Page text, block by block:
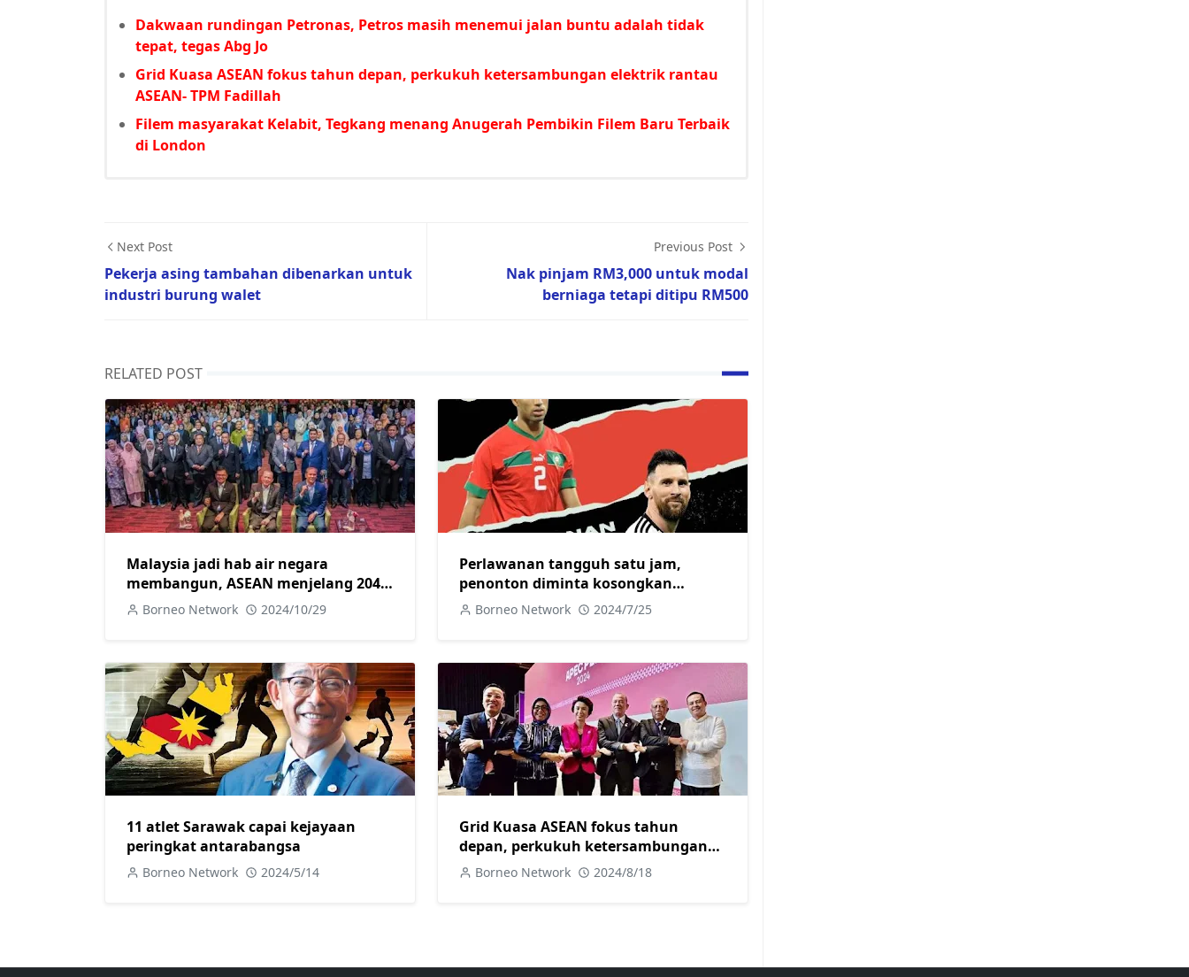
Dakwaan rundingan Petronas, Petros masih menemui jalan buntu adalah tidak
tepat, tegas Abg Jo
Grid Kuasa ASEAN fokus tahun depan, perkukuh ketersambungan elektrik rantau
ASEAN- TPM Fadillah
Filem masyarakat Kelabit, Tegkang menang Anugerah Pembikin Filem Baru Terbaik
di London
Next Post
Pekerja asing tambahan dibenarkan untuk
industri burung walet
Previous Post
Nak pinjam RM3,000 untuk modal
berniaga tetapi ditipu RM500
RELATED POST
Malaysia jadi hab air negara
membangun, ASEAN menjelang 2040-
Fadillah
Borneo Network 2024/10/29
Perlawanan tangguh satu jam,
penonton diminta kosongkan
stadium, Maghribi aibkan Argentina
2-1
Borneo Network 2024/7/25
11 atlet Sarawak capai kejayaan
peringkat antarabangsa
Borneo Network 2024/5/14
Grid Kuasa ASEAN fokus tahun
depan, perkukuh ketersambungan
elektrik rantau ASEAN- TPM Fadillah
Borneo Network 2024/8/18